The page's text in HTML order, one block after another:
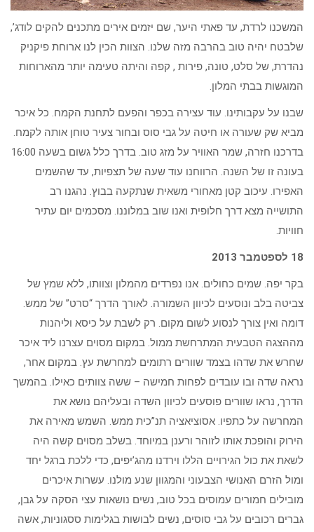
המשכנו לרדת, עד פאתי היער, שם יזמים אירים מתכנים להקים לודג’,
שלבטח יהיה טוב בהרבה מזה שלנו. הצוות הכין לנו ארוחת פיקניק
נהדרת, של סלט, טונה, פירות , קפה והיתה טעימה יותר מהארוחות
המוגשות בבתי המלון.
שבנו על עקבותינו. עוד עצירה בכפר והפעם לתחנת הקמח. כל איכר
מביא שק שעורה או חיטה על גבי סוס ובחור צעיר טוחן אותה לקמח.
בדרכנו חזרה, שמר האוויר על מזג טוב. בדרך כלל גשום בשעה 16:00
בעונה זו של השנה. הרווחנו עוד שעה של תצפיות, עד שהשמים
האפירו. עיכוב קטן מאחורי משאית שנתקעה בבוץ. נהגנו רב
התושייה מצא דרך חלופית ואנו שוב במלוננו. מסכמים יום עתיר
חוויות.
18 לספטמבר 2013
בקר יפה. שמים כחולים. אנו נפרדים מהמלון וצוותו, ללא שמץ של
צביטה בלב ונוסעים לכיוון השמורה. לאורך הדרך “סרט” של ממש.
דומה ואין צורך לנסוע לשום מקום. רק לשבת על כיסא וליהנות
מההצגה הטבעית המתרחשת ממול. במקום מסוים עצרנו ליד איכר
שחרש את שדהו בצמד שוורים רתומים למחרשת עץ. במקום אחר,
נראה שדה ובו עובדים לפחות חמישה – ששה צוותים כאילו. בהמשך
הדרך, נראו שוורים פוסעים לכיוון השדה ובעליהם נושא את
המחרשה על כתפיו. אסוציאציה תנ”כית ממש. השמש מאירה את
הירוק והופכת אותו לזוהר ורענן במיוחד. בשלב מסוים קשה היה
לשאת את כול הגירויים הללו וירדנו מהג’יפים, כדי ללכת ברגל יחד
ומול הזרם האנושי הצבעוני והמגוון שנע מולנו. עשרות איכרים
מובילים חמורים עמוסים בכל טוב, נשים נושאות עצי הסקה על גבן,
גברים רכובים על גבי סוסים, נשים לבושות בגלימות ססגוניות, אשה